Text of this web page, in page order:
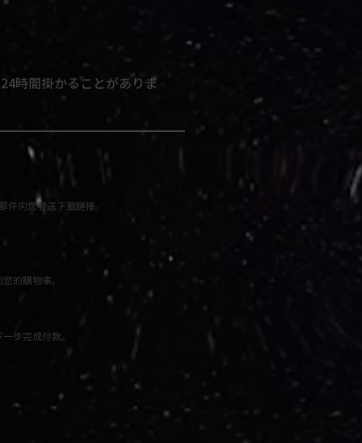
時間掛かることがありま
件向您發送下載鏈接。
的購物車。
步完成付款。